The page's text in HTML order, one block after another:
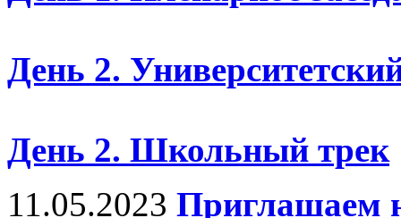
День 2.
День 2. Школьный трек
11.05.2023 Приглашаем